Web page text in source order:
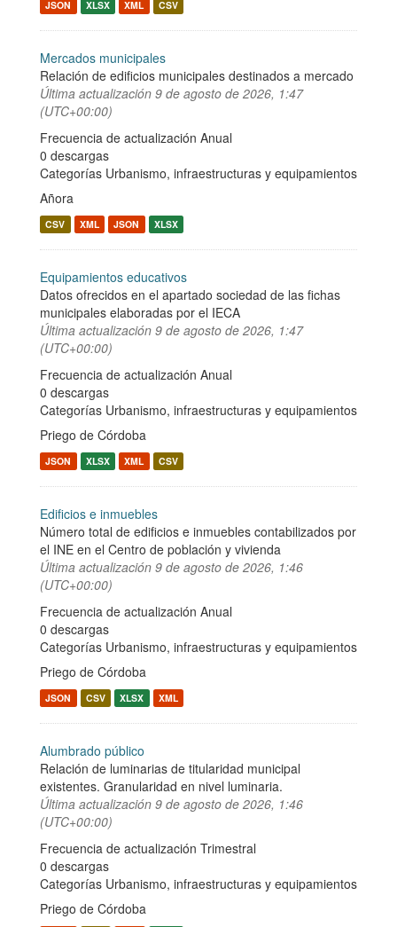
JSON XLSX XML CSV
Mercados municipales
Relación de edificios municipales destinados a mercado
Última actualización 9 de agosto de 2026, 1:47
(UTC+00:00)
Frecuencia de actualización Anual
0 descargas
Categorías Urbanismo, infraestructuras y equipamientos
Añora
CSV XML JSON XLSX
Equipamientos educativos
Datos ofrecidos en el apartado sociedad de las fichas
municipales elaboradas por el IECA
Última actualización 9 de agosto de 2026, 1:47
(UTC+00:00)
Frecuencia de actualización Anual
0 descargas
Categorías Urbanismo, infraestructuras y equipamientos
Priego de Córdoba
JSON XLSX XML CSV
Edificios e inmuebles
Número total de edificios e inmuebles contabilizados por
el INE en el Centro de población y vivienda
Última actualización 9 de agosto de 2026, 1:46
(UTC+00:00)
Frecuencia de actualización Anual
0 descargas
Categorías Urbanismo, infraestructuras y equipamientos
Priego de Córdoba
JSON CSV XLSX XML
Alumbrado público
Relación de luminarias de titularidad municipal
existentes. Granularidad en nivel luminaria.
Última actualización 9 de agosto de 2026, 1:46
(UTC+00:00)
Frecuencia de actualización Trimestral
0 descargas
Categorías Urbanismo, infraestructuras y equipamientos
Priego de Córdoba